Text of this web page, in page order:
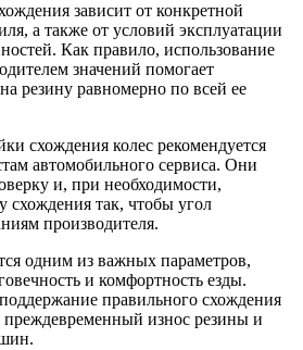
зависит от конкретной
а также от условий эксплуатации
Как правило, использование
значений помогает
резину равномерно по всей ее
схождения колес рекомендуется
автомобильного сервиса. Они
и, при необходимости,
схождения так, чтобы угол
производителя.
одним из важных параметров,
и комфортность езды.
правильного схождения
преждевременный износ резины и